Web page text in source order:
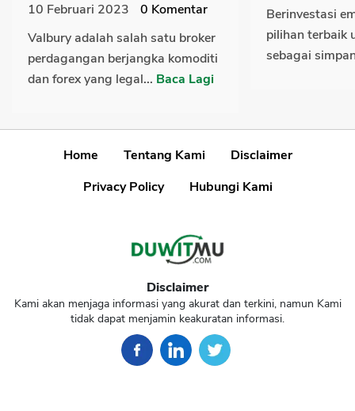
10 Februari 2023 0 Komentar
Valbury adalah salah satu broker
perdagangan berjangka komoditi
dan forex yang legal... Baca Lagi
Berinvestasi
pilihan terbaik
sebagai
Home Tentang Kami
Disclaimer
Privacy Policy
Hubungi Kami
Disclaimer
Kami akan menjaga informasi yang akurat dan terkini, namun Kami
tidak dapat menjamin keakuratan informasi.